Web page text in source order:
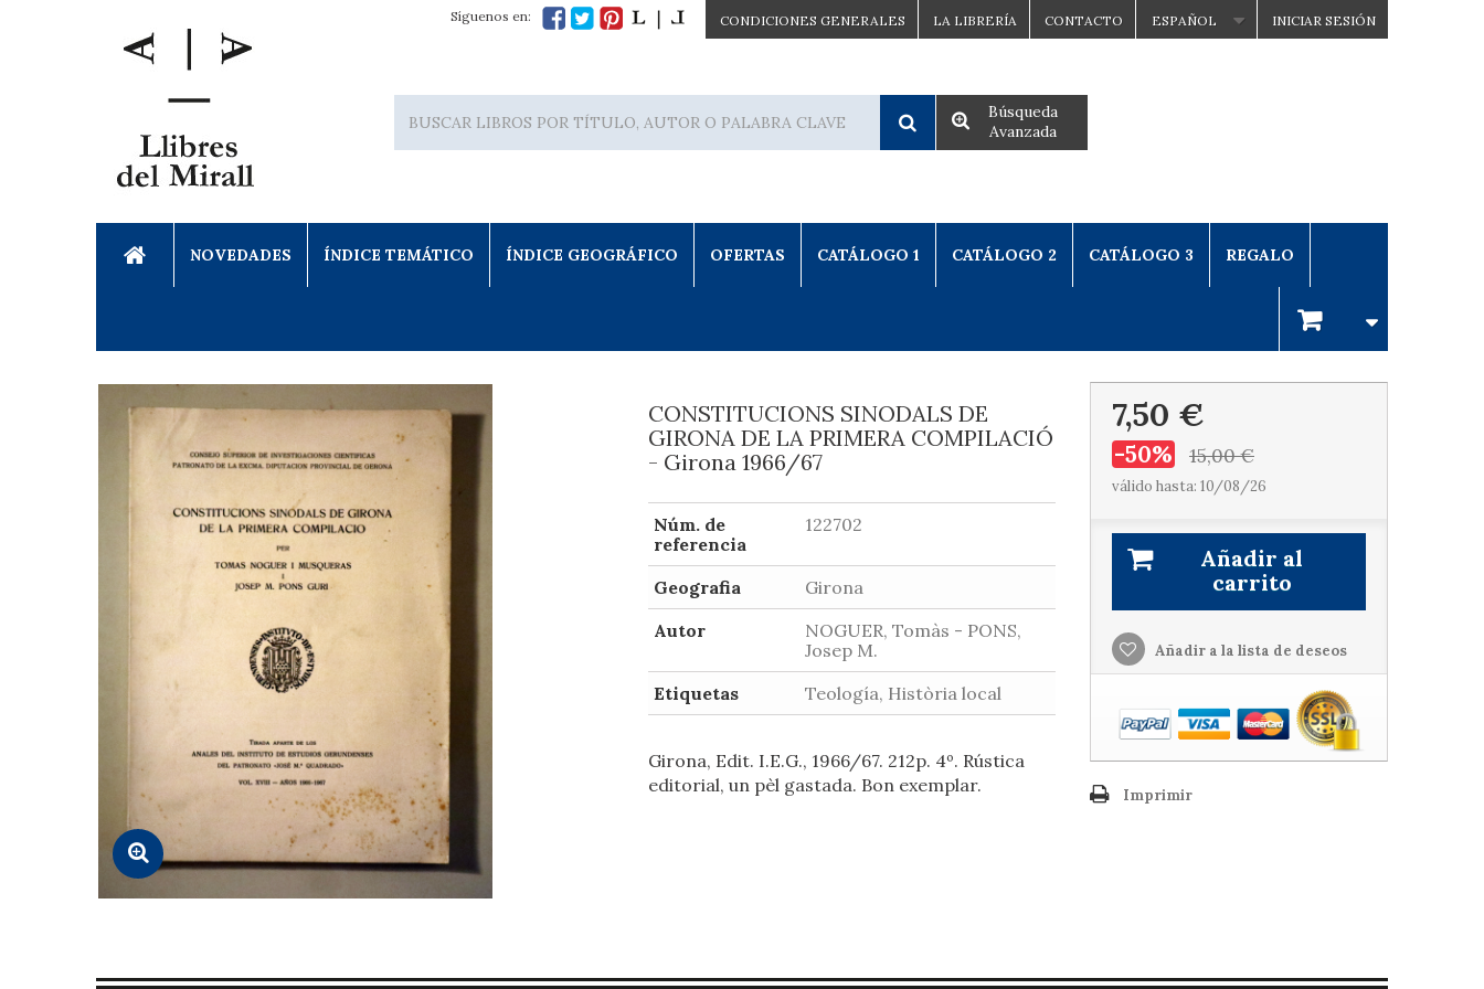
INICIAR SESIÓN
ESPAÑOL
CONTACTO
LA LIBRERÍA
CONDICIONES GENERALES
Síguenos en:
Búsqueda
Avanzada
NOVEDADES ÍNDICE TEMÁTICO ÍNDICE GEOGRÁFICO OFERTAS CATÁLOGO 1 CATÁLOGO 2 CATÁLOGO 3 REGALO
CONSTITUCIONS SINODALS DE
GIRONA DE LA PRIMERA COMPILACIÓ
- Girona 1966/67
Núm. de
referencia
122702
Geografia
Girona
Autor
NOGUER, Tomàs - PONS,
Josep M.
Etiquetas
Teología, Història local
Girona, Edit. I.E.G., 1966/67. 212p. 4º. Rústica
editorial, un pèl gastada. Bon exemplar.
7,50 €
-50% 15,00 €
válido hasta: 10/08/26
Añadir al
carrito
Añadir a la lista de deseos
Imprimir